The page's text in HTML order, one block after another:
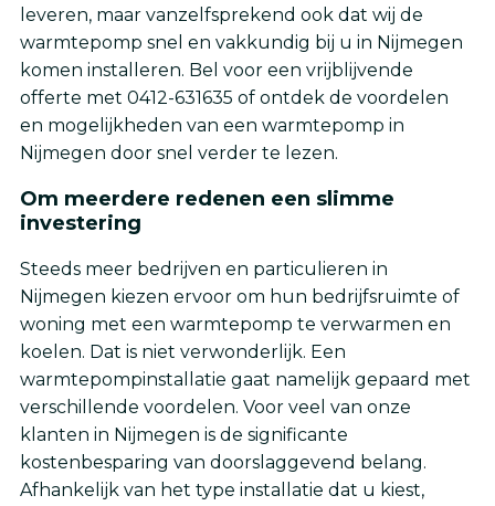
leveren, maar vanzelfsprekend ook dat wij de
warmtepomp snel en vakkundig bij u in Nijmegen
komen installeren. Bel voor een vrijblijvende
offerte met 0412-631635 of ontdek de voordelen
en mogelijkheden van een warmtepomp in
Nijmegen door snel verder te lezen.
Om meerdere redenen een slimme
investering
Steeds meer bedrijven en particulieren in
Nijmegen kiezen ervoor om hun bedrijfsruimte of
woning met een warmtepomp te verwarmen en
koelen. Dat is niet verwonderlijk. Een
warmtepompinstallatie gaat namelijk gepaard met
verschillende voordelen. Voor veel van onze
klanten in Nijmegen is de significante
kostenbesparing van doorslaggevend belang.
Afhankelijk van het type installatie dat u kiest,